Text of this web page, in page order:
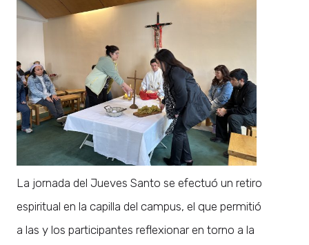
La jornada del Jueves Santo se efectuó un retiro
espiritual en la capilla del campus, el que permitió
a las y los participantes reflexionar en torno a la